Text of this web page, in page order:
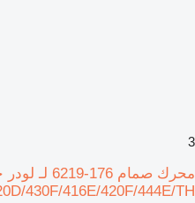
3
430F/416E/420F/444E/TH